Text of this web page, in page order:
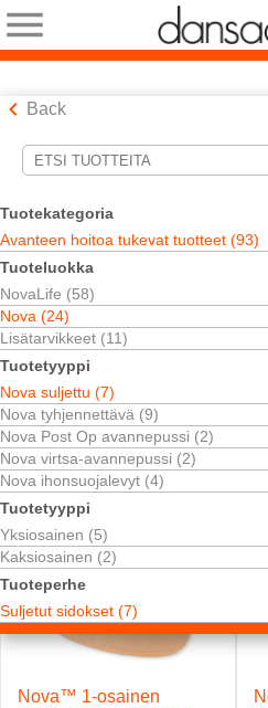
Back
Tuotekategoria
Avanteen hoitoa tukevat tuotteet (93)
Tuoteluokka
NovaLife (58)
Nova (24)
Lisätarvikkeet (11)
Tuotetyyppi
Nova suljettu (7)
Nova tyhjennettävä (9)
Nova Post Op avannepussi (2)
Nova virtsa-avannepussi (2)
Nova ihonsuojalevyt (4)
Tuotetyyppi
Yksiosainen (5)
Kaksiosainen (2)
Tuoteperhe
Suljetut sidokset (7)
Hakutyökalut
Valintasi:
Avanteen hoitoa tukevat tuotteet
Nova
Nova suljettu
Suljetut sidokset
Valintasi vastasi7tuloksia
Järjestä:
Nova™ 1-osainen